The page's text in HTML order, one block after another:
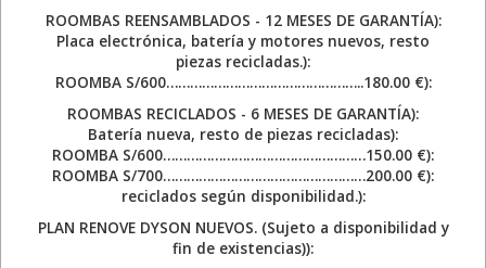
ROOMBAS REENSAMBLADOS - 12 MESES DE GARANTÍA):
Placa electrónica, batería y motores nuevos, resto
piezas recicladas.):
ROOMBA S/600…………………………………………..180.00 €):
ROOMBAS RECICLADOS - 6 MESES DE GARANTÍA):
Batería nueva, resto de piezas recicladas):
ROOMBA S/600……………………………………………150.00 €):
ROOMBA S/700……………………………………………200.00 €):
reciclados según disponibilidad.):
PLAN RENOVE DYSON NUEVOS. (Sujeto a disponibilidad y
fin de existencias)):